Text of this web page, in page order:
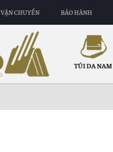
VẬN CHUYỂN BẢO HÀNH
TÚI DA NAM